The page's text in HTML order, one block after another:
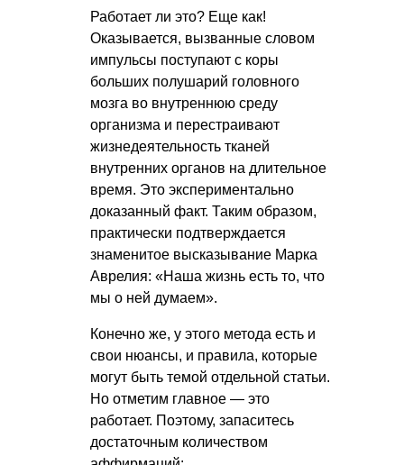
Работает ли это? Еще как!
Оказывается, вызванные словом
импульсы поступают с коры
больших полушарий головного
мозга во внутреннюю среду
организма и перестраивают
жизнедеятельность тканей
внутренних органов на длительное
время. Это экспериментально
доказанный факт. Таким образом,
практически подтверждается
знаменитое высказывание Марка
Аврелия: «Наша жизнь есть то, что
мы о ней думаем».
Конечно же, у этого метода есть и
свои нюансы, и правила, которые
могут быть темой отдельной статьи.
Но отметим главное — это
работает. Поэтому, запаситесь
достаточным количеством